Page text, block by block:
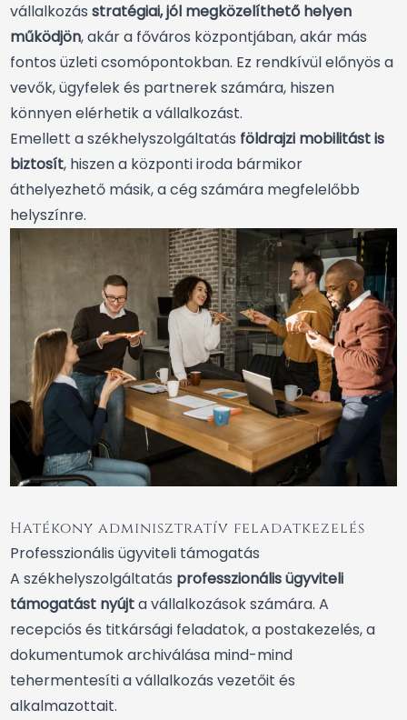
vállalkozás stratégiai, jól megközelíthető helyen
működjön, akár a főváros központjában, akár más
fontos üzleti csomópontokban. Ez rendkívül előnyös a
vevők, ügyfelek és partnerek számára, hiszen
könnyen elérhetik a vállalkozást.
Emellett a székhelyszolgáltatás földrajzi mobilitást is
biztosít, hiszen a központi iroda bármikor
áthelyezhető másik, a cég számára megfelelőbb
helyszínre.
Hatékony adminisztratív feladatkezelés
Professzionális ügyviteli támogatás
A székhelyszolgáltatás professzionális ügyviteli
támogatást nyújta vállalkozások számára. A
recepciós és titkársági feladatok, a postakezelés, a
dokumentumok archiválása mind-mind
tehermentesíti a vállalkozás vezetőit és
alkalmazottait.